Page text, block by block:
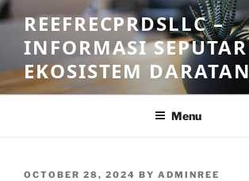
Skip
to
content
REEFRECPRDSLLC –
INFORMASI SEPUTAR
EKOSISTEM DARATAN
Menu
POSTED
OCTOBER 28, 2024 BY ADMINREE